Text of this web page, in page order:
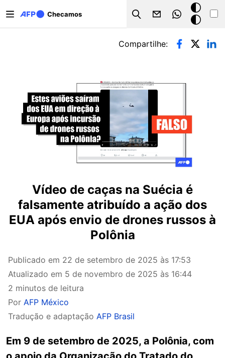
Checamos
Search
Modo
escuro
Abas primárias
Compartilhe:
Vídeo de caças na Suécia é
falsamente atribuído a ação dos
EUA após envio de drones russos à
Polônia
Publicado em 22 de setembro de 2025 às 17:53
Atualizado em 5 de novembro de 2025 às 16:44
2 minutos de leitura
Por AFP México
Tradução e adaptação AFP Brasil
Em 9 de setembro de 2025, a Polônia, com